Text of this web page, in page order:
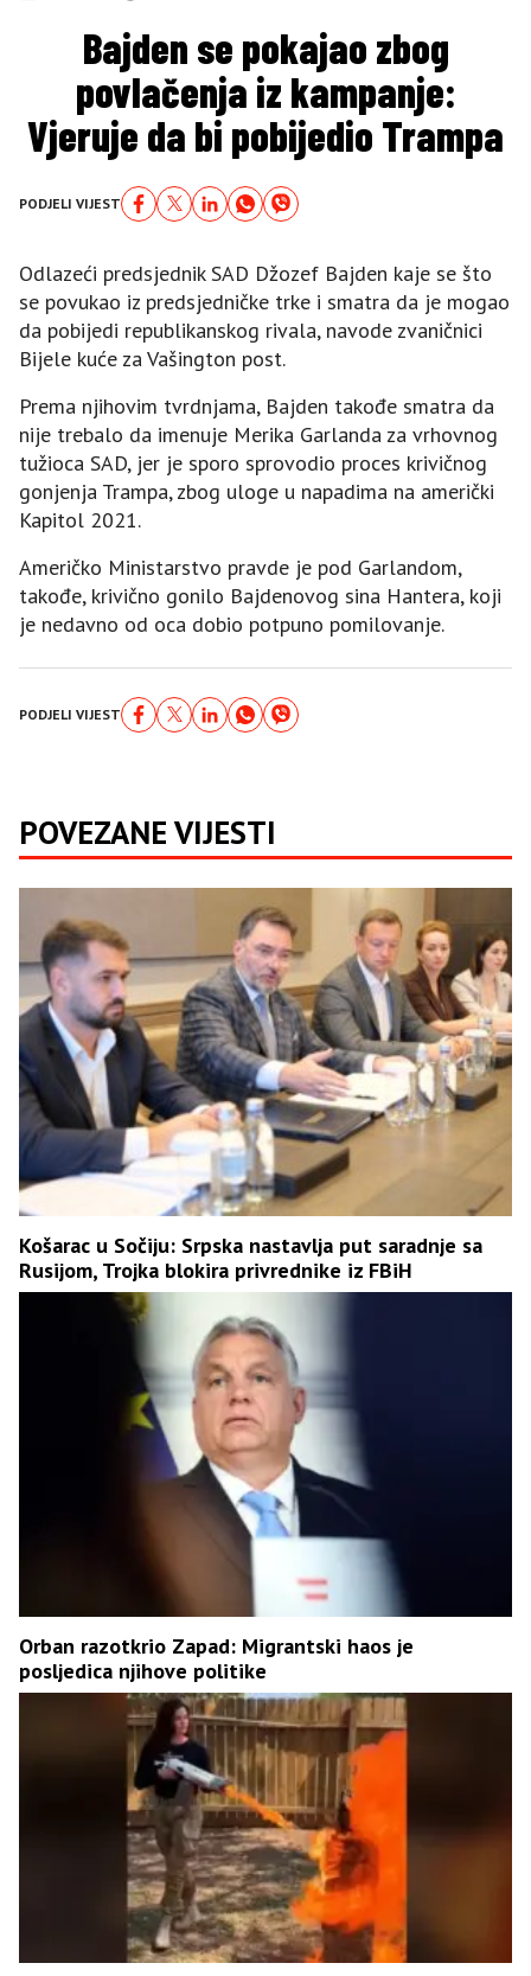
Bajden se pokajao zbog
povlačenja iz kampanje:
Vjeruje da bi pobijedio Trampa
PODJELI VIJEST
Odlazeći predsjednik SAD Džozef Bajden kaje se što
se povukao iz predsjedničke trke i smatra da je mogao
da pobijedi republikanskog rivala, navode zvaničnici
Bijele kuće za Vašington post.
Prema njihovim tvrdnjama, Bajden takođe smatra da
nije trebalo da imenuje Merika Garlanda za vrhovnog
tužioca SAD, jer je sporo sprovodio proces krivičnog
gonjenja Trampa, zbog uloge u napadima na američki
Kapitol 2021.
Američko Ministarstvo pravde je pod Garlandom,
takođe, krivično gonilo Bajdenovog sina Hantera, koji
je nedavno od oca dobio potpuno pomilovanje.
PODJELI VIJEST
POVEZANE VIJESTI
Košarac u Sočiju: Srpska nastavlja put saradnje sa
Rusijom, Trojka blokira privrednike iz FBiH
Orban razotkrio Zapad: Migrantski haos je
posljedica njihove politike